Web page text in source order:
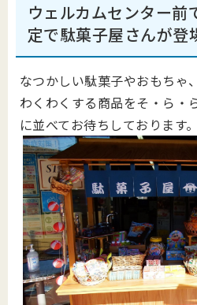
ウェルカムセンター前
定で駄菓子屋さんが登
なつかしい駄菓子やおもちゃ
わくわくする商品をそ・ら・
に並べてお待ちしております。